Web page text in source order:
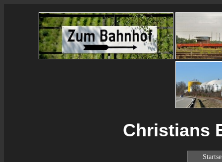
Christians